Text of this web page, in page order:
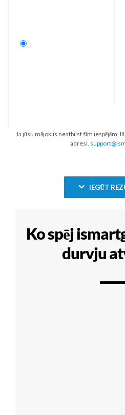
Ja jūsu mājoklis neatbilst šīm iespējām,
adresi.
IEGŪT
Ko spēj
durvju